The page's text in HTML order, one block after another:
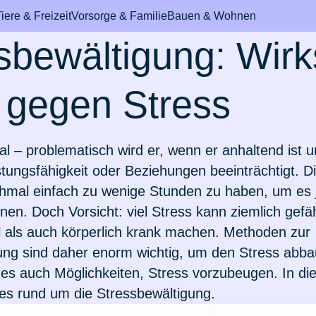
Mundhygiene
eine
Rund um's
Einzelzimmer im
Krankenhaus
Rooming-In
& Fahrzeug
E-Scooter
International &
Leben & arbeiten in
Schweiz
Auswandern in die
Niederlande
& Freizeit
hat Schokolade
Hunde?
Pferd
Fieber beim Pferd
Zahnbehandlung
Pferdesprache
Vorsorge & Familie
Leben
für Azubis
für
Bauen & Wohnen
den Haushalt
ausgelaufen
Sicheres Zuhause
Wertgegenstände &
Zur Artikelübersicht
Stress
– problematisch wird er, wenn er anhaltend ist
oder Beziehungen beeinträchtigt.
einfach zu wenige Stunden zu haben, um es
Doch Vorsicht: viel Stress kann ziemlich
als auch körperlich krank machen. Methoden zur
sind daher enorm wichtig, um den Stress
auch Möglichkeiten, Stress vorzubeugen. In
rund um die Stressbewältigung.